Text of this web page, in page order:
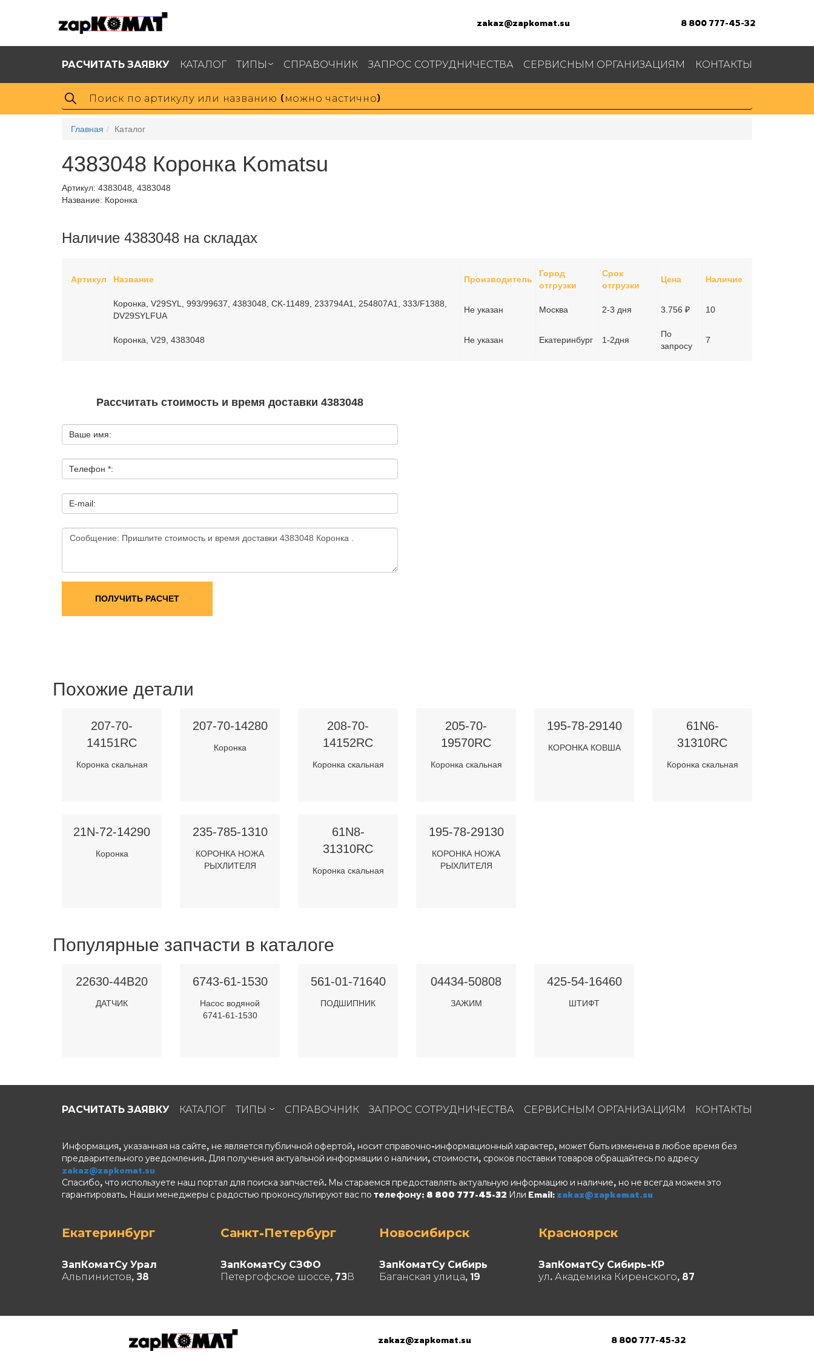
zakaz@zapkomat.su 8 800 777-45-32
РАСЧИТАТЬ ЗАЯВКУ КАТАЛОГ ТИПЫ СПРАВОЧНИК ЗАПРОС СОТРУДНИЧЕСТВА СЕРВИСНЫМ ОРГАНИЗАЦИЯМ КОНТАКТЫ
Главная Каталог
4383048 Коронка Komatsu
Артикул: 4383048, 4383048
Название: Коронка
Наличие 4383048 на складах
Артикул Название Производитель
Город
отгрузки
Срок
отгрузки
Цена Наличие
Коронка, V29SYL, 993/99637, 4383048, CK-11489, 233794A1, 254807A1, 333/F1388,
DV29SYLFUA
Не указан Москва 2-3 дня 3.756 ₽ 10
Коронка, V29, 4383048 Не указан Екатеринбург 1-2дня
По
запросу
7
Рассчитать стоимость и время доставки 4383048
Ваше имя:
Телефон *:
E-mail:
ПОЛУЧИТЬ РАСЧЕТ
Похожие детали
207-70-
14151RC
Коронка скальная
207-70-14280
Коронка
208-70-
14152RC
Коронка скальная
205-70-
19570RC
Коронка скальная
195-78-29140
КОРОНКА КОВША
61N6-
31310RC
Коронка скальная
21N-72-14290
Коронка
235-785-1310
КОРОНКА НОЖА
РЫХЛИТЕЛЯ
61N8-
31310RC
Коронка скальная
195-78-29130
КОРОНКА НОЖА
РЫХЛИТЕЛЯ
Популярные запчасти в каталоге
22630-44B20
ДАТЧИК
6743-61-1530
Насос водяной
6741-61-1530
561-01-71640
ПОДШИПНИК
04434-50808
ЗАЖИМ
425-54-16460
ШТИФТ
РАСЧИТАТЬ ЗАЯВКУ КАТАЛОГ ТИПЫ СПРАВОЧНИК ЗАПРОС СОТРУДНИЧЕСТВА СЕРВИСНЫМ ОРГАНИЗАЦИЯМ КОНТАКТЫ
Информация, указанная на сайте, не является публичной офертой, носит справочно-информационный характер, может быть изменена в любое время без
предварительного уведомления. Для получения актуальной информации о наличии, стоимости, сроков поставки товаров обращайтесь по адресу
zakaz@zapkomat.su
Спасибо, что используете наш портал для поиска запчастей. Мы стараемся предоставлять актуальную информацию и наличие, но не всегда можем это
гарантировать. Наши менеджеры с радостью проконсультируют вас по телефону: 8 800 777-45-32 Или Email: zakaz@zapkomat.su
Екатеринбург
ЗапКоматСу Урал
Альпинистов, 38
Санкт-Петербург
ЗапКоматСу СЗФО
Петергофское шоссе, 73В
Новосибирск
ЗапКоматСу Сибирь
Баганская улица, 19
Красноярск
ЗапКоматСу Сибирь-КР
ул. Академика Киренского, 87
zakaz@zapkomat.su 8 800 777-45-32